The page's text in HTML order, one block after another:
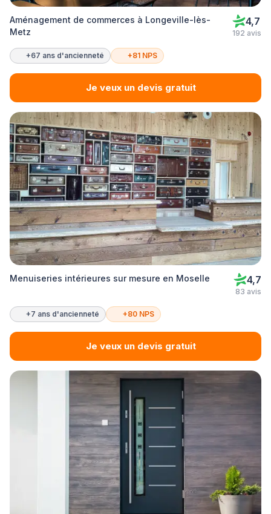
Aménagement de commerces à Longeville-lès-
Metz
4,7
192 avis
+67 ans d'ancienneté +81 NPS
Je veux un devis gratuit
Menuiseries intérieures sur mesure en Moselle 4,7
83 avis
+7 ans d'ancienneté +80 NPS
Je veux un devis gratuit